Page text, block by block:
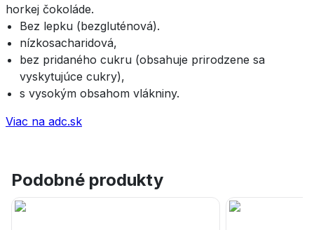
horkej čokoláde.
Bez lepku (bezgluténová).
nízkosacharidová,
bez pridaného cukru (obsahuje prirodzene sa
vyskytujúce cukry),
s vysokým obsahom vlákniny.
Viac na adc.sk
Podobné produkty